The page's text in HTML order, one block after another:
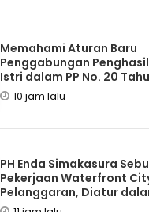
Memahami Aturan Baru
Penggabungan
Istri dalam PP No. 20
10 jam lalu
PH Enda Simakasura
Pekerjaan Waterfront
Pelanggaran, Diatur